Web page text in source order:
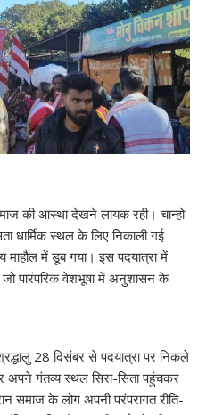
की आस्था देखने लायक रही। चान्हो
धार्मिक स्थल के लिए निकाली गई
माहौल में डूब गया। इस पदयात्रा में
पारंपरिक वेशभूषा में अनुशासन के
28 दिसंबर से पदयात्रा पर निकले
गंतव्य स्थल सिरा-सिता पहुंचकर
समाज के लोग अपनी परंपरागत रीति-